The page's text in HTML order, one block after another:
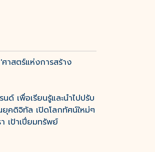
าสตร์แห่งการสร้าง
เพื่อเรียนรู้และนำไปปรับ
คดิจิทัล เปิดโลกทัศน์ใหม่ๆ
เป้าเปี่ยมทรัพย์